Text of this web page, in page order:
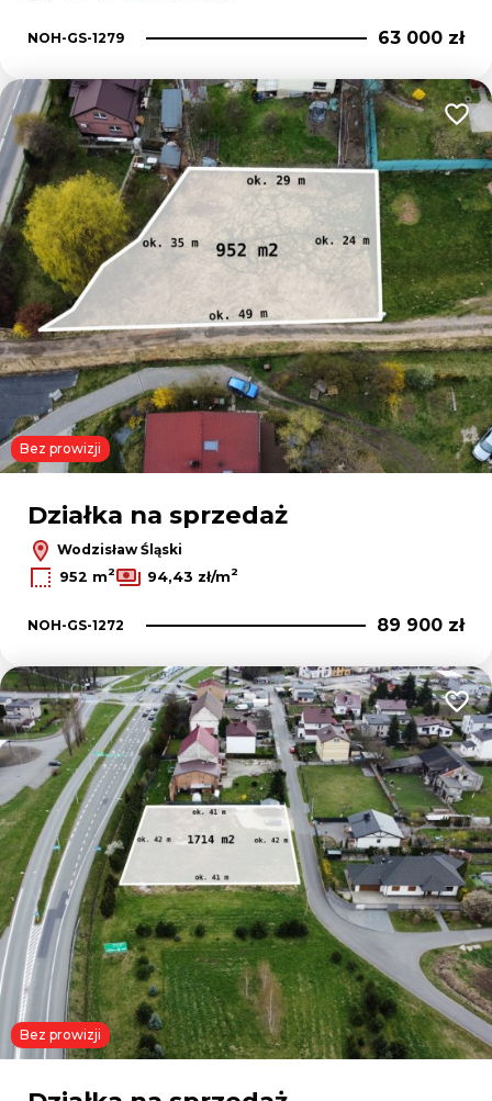
NOH-GS-1279 63 000 zł
Bez prowizji
Działka na sprzedaż
Wodzisław Śląski
952 m2 94,43 zł/m2
NOH-GS-1272 89 900 zł
Bez prowizji